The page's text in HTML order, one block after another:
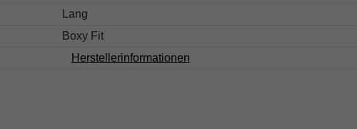
Lang
Boxy Fit
Herstellerinformationen